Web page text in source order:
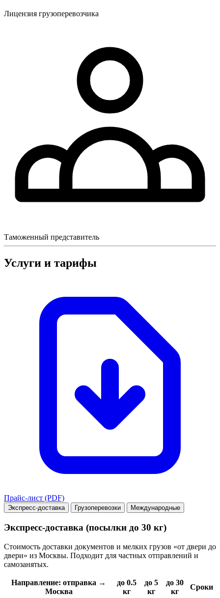
Лицензия грузоперевозчика
Таможенный представитель
Услуги и тарифы
Прайс-лист (PDF)
Экспресс-доставка Грузоперевозки Международные
Экспресс-доставка (посылки до 30 кг)
Стоимость доставки документов и мелких грузов «от двери до
двери» из Москвы. Подходит для частных отправлений и
самозанятых.
Направление: отправка →
Москва
до 0.5
кг
до 5
кг
до 30
кг
Сроки